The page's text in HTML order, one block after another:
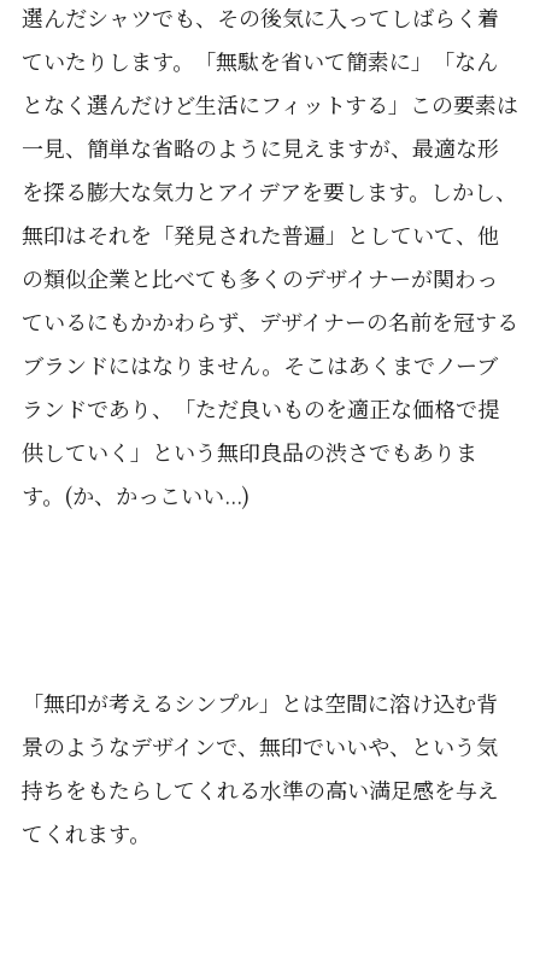
選んだシャツでも、その後気に入ってしばらく着
ていたりします。「無駄を省いて簡素に」「なん
となく選んだけど生活にフィットする」この要素は
一見、簡単な省略のように見えますが、最適な形
を探る膨大な気力とアイデアを要します。しかし、
無印はそれを「発見された普遍」としていて、他
の類似企業と比べても多くのデザイナーが関わっ
ているにもかかわらず、デザイナーの名前を冠する
ブランドにはなりません。そこはあくまでノーブ
ランドであり、「ただ良いものを適正な価格で提
供していく」という無印良品の渋さでもありま
す。(か、かっこいい...)
「無印が考えるシンプル」とは空間に溶け込む背
景のようなデザインで、無印でいいや、という気
持ちをもたらしてくれる水準の高い満足感を与え
てくれます。